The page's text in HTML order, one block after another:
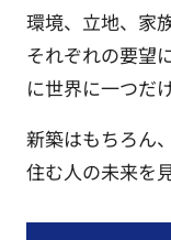
2026.07.27
＼新着物件情報／
新座市野寺1丁
西武池袋線 ひば
物件詳細へ
環境、立地、家
それぞれの要望
に世界に一つだ
新築はもちろん
住む人の未来を